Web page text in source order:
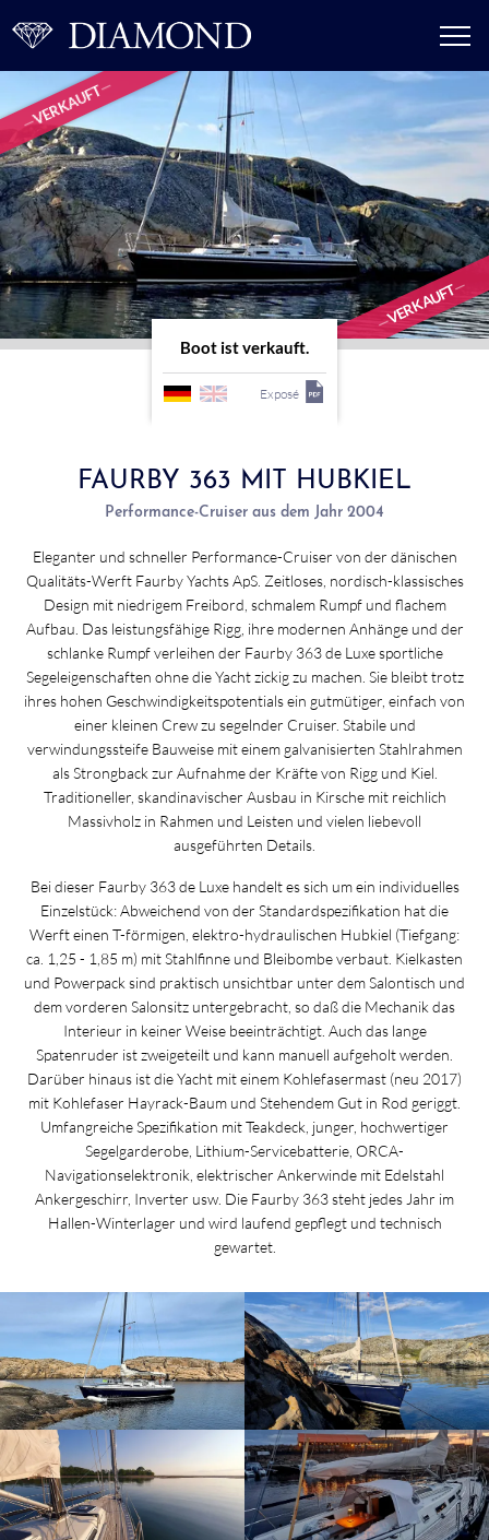
VERKAUFT
VERKAUFT
Boot ist verkauft.
Exposé
FAURBY 363 MIT HUBKIEL
Performance-Cruiser aus dem Jahr 2004
Eleganter und schneller Performance-Cruiser von der dänischen
Qualitäts-Werft Faurby Yachts ApS. Zeitloses, nordisch-klassisches
Design mit niedrigem Freibord, schmalem Rumpf und flachem
Aufbau. Das leistungsfähige Rigg, ihre modernen Anhänge und der
schlanke Rumpf verleihen der Faurby 363 de Luxe sportliche
Segeleigenschaften ohne die Yacht zickig zu machen. Sie bleibt trotz
ihres hohen Geschwindigkeitspotentials ein gutmütiger, einfach von
einer kleinen Crew zu segelnder Cruiser. Stabile und
verwindungssteife Bauweise mit einem galvanisierten Stahlrahmen
als Strongback zur Aufnahme der Kräfte von Rigg und Kiel.
Traditioneller, skandinavischer Ausbau in Kirsche mit reichlich
Massivholz in Rahmen und Leisten und vielen liebevoll
ausgeführten Details.
Bei dieser Faurby 363 de Luxe handelt es sich um ein individuelles
Einzelstück: Abweichend von der Standardspezifikation hat die
Werft einen T-förmigen, elektro-hydraulischen Hubkiel (Tiefgang:
ca. 1,25 - 1,85 m) mit Stahlfinne und Bleibombe verbaut. Kielkasten
und Powerpack sind praktisch unsichtbar unter dem Salontisch und
dem vorderen Salonsitz untergebracht, so daß die Mechanik das
Interieur in keiner Weise beeinträchtigt. Auch das lange
Spatenruder ist zweigeteilt und kann manuell aufgeholt werden.
Darüber hinaus ist die Yacht mit einem Kohlefasermast (neu 2017)
mit Kohlefaser Hayrack-Baum und Stehendem Gut in Rod geriggt.
Umfangreiche Spezifikation mit Teakdeck, junger, hochwertiger
Segelgarderobe, Lithium-Servicebatterie, ORCA-
Navigationselektronik, elektrischer Ankerwinde mit Edelstahl
Ankergeschirr, Inverter usw. Die Faurby 363 steht jedes Jahr im
Hallen-Winterlager und wird laufend gepflegt und technisch
gewartet.